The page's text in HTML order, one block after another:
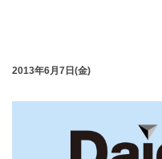
2013年6月7日(金)